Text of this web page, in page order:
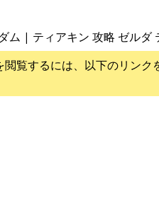
ム | ティアキン 攻略 ゼルダ
閲覧するには、以下のリンク